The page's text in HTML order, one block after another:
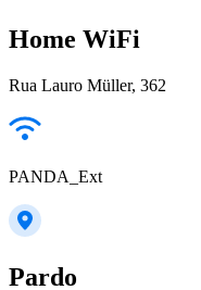
Home WiFi
Rua Lauro Müller, 362
PANDA_Ext
Pardo